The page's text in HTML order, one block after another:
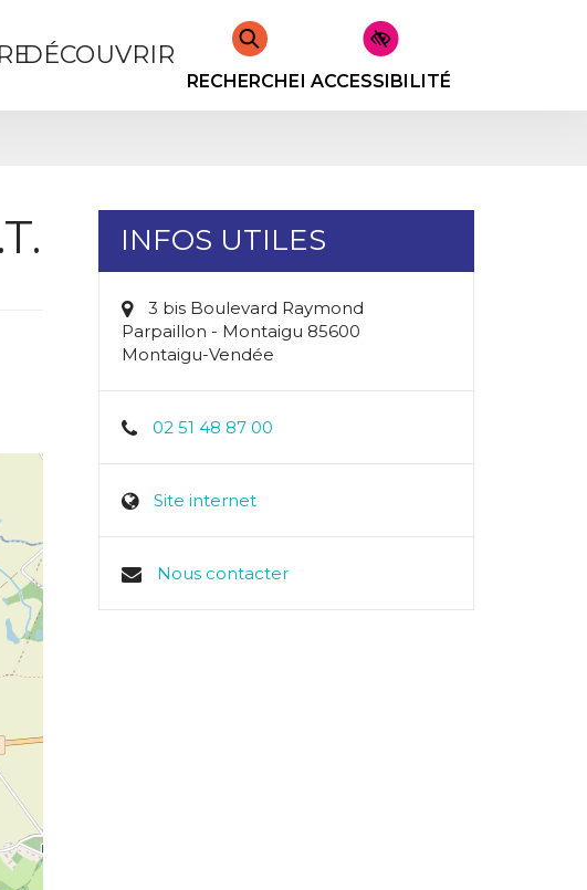
DÉCOUVRIR
RECHERCHERACCESSIBILITÉ
INFOS UTILES
3 bis Boulevard Raymond
Parpaillon - Montaigu 85600
Montaigu-Vendée
02 51 48 87 00
Site internet
Nous contacter